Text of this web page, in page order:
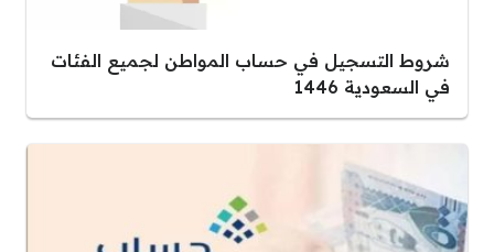
شروط التسجيل في حساب المواطن لجميع الفئات
في السعودية 1446